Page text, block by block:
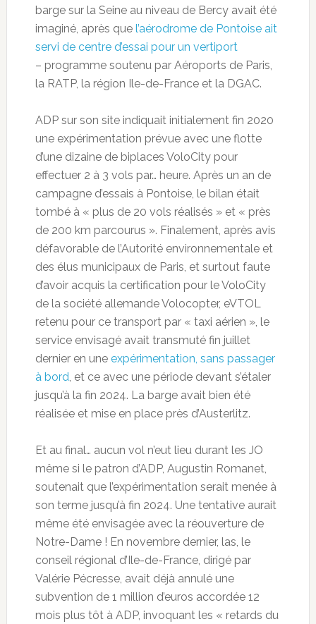
barge sur la Seine au niveau de Bercy avait été
imaginé, après que l’aérodrome de Pontoise ait
servi de centre d’essai pour un vertiport
– programme soutenu par Aéroports de Paris,
la RATP, la région Ile-de-France et la DGAC.
ADP sur son site indiquait initialement fin 2020
une expérimentation prévue avec une flotte
d’une dizaine de biplaces VoloCity pour
effectuer 2 à 3 vols par… heure. Après un an de
campagne d’essais à Pontoise, le bilan était
tombé à « plus de 20 vols réalisés » et « près
de 200 km parcourus ». Finalement, après avis
défavorable de l’Autorité environnementale et
des élus municipaux de Paris, et surtout faute
d’avoir acquis la certification pour le VoloCity
de la société allemande Volocopter, eVTOL
retenu pour ce transport par « taxi aérien », le
service envisagé avait transmuté fin juillet
dernier en une expérimentation, sans passager
à bord, et ce avec une période devant s’étaler
jusqu’à la fin 2024. La barge avait bien été
réalisée et mise en place près d’Austerlitz.
Et au final… aucun vol n’eut lieu durant les JO
même si le patron d’ADP, Augustin Romanet,
soutenait que l’expérimentation serait menée à
son terme jusqu’à fin 2024. Une tentative aurait
même été envisagée avec la réouverture de
Notre-Dame ! En novembre dernier, las, le
conseil régional d’Ile-de-France, dirigé par
Valérie Pécresse, avait déjà annulé une
subvention de 1 million d’euros accordée 12
mois plus tôt à ADP, invoquant les « retards du